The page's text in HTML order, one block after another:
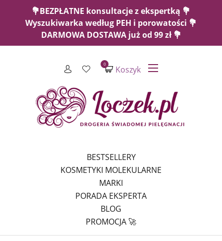
💐BEZPŁATNE konsultacje z ekspertką 💐
Wyszukiwarka według PEH i porowatości 💐
DARMOWA DOSTAWA już od 99 zł 💐
Koszyk
0
BESTSELLERY
KOSMETYKI MOLEKULARNE
MARKI
PORADA EKSPERTA
BLOG
PROMOCJA 🚀